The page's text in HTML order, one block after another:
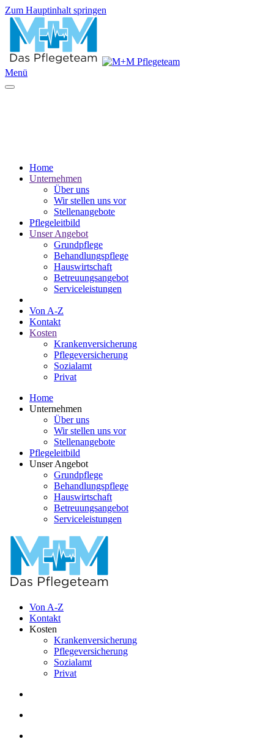
Zum Hauptinhalt springen
Menü
Home
Unternehmen
Über uns
Wir stellen uns vor
Stellenangebote
Pflegeleitbild
Unser Angebot
Grundpflege
Behandlungspflege
Hauswirtschaft
Betreuungsangebot
Serviceleistungen
Von A-Z
Kontakt
Kosten
Krankenversicherung
Pflegeversicherung
Sozialamt
Privat
Home
Unternehmen
Über uns
Wir stellen uns vor
Stellenangebote
Pflegeleitbild
Unser Angebot
Grundpflege
Behandlungspflege
Hauswirtschaft
Betreuungsangebot
Serviceleistungen
Von A-Z
Kontakt
Kosten
Krankenversicherung
Pflegeversicherung
Sozialamt
Privat